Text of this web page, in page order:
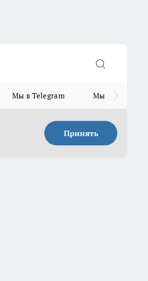
Мы в Telegram Мы в MAX
Принять